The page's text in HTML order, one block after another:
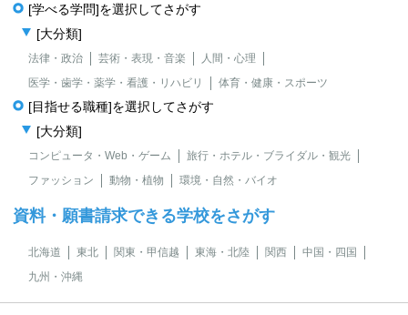
[学べる学問]を選択してさがす
[大分類]
法律・政治 芸術・表現・音楽
人間・心理
医学・歯学・薬学・看護・リハビリ
体育・健康・スポーツ
[目指せる職種]を選択してさがす
[大分類]
コンピュータ・Web・ゲーム
旅行・ホテル・ブライダル・観光
ファッション
動物・植物 環境・自然・バイオ
資料・願書請求できる学校をさがす
北海道 東北 関東・甲信越 東海・北陸 関西
中国・四国
九州・沖縄